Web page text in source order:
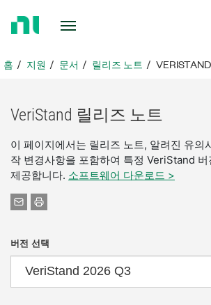
지
홈 지원 문서 릴리즈 노트 VERISTAND
VeriStand 릴리즈 노트
이 페이지에서는 릴리즈 노트, 알려진 유의
작 변경사항을 포함하여 특정 VeriStand
제공합니다. 소프트웨어 다운로드 >
버전 선택